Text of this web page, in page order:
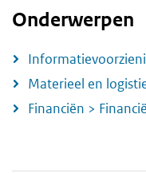
Onderwerpen
Materieel en
Financiën >